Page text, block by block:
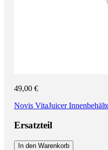
49,00 €
Novis VitaJuicer
Ersatzteil
In den Warenkorb